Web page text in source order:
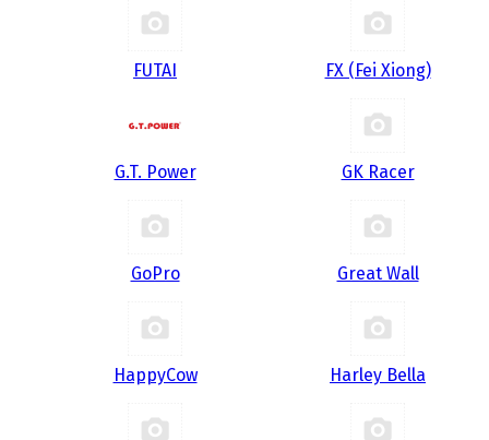
FUTAI FX (Fei Xiong)
G.T. Power GK Racer
GoPro Great Wall
HappyCow Harley Bella